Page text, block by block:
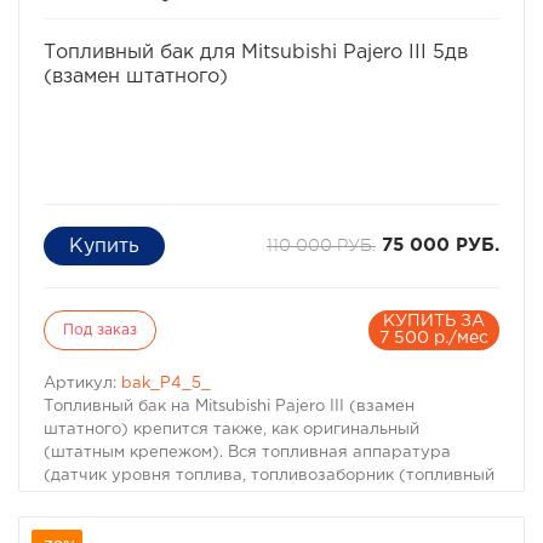
конфигурации бака объем может меняться на 5-7% в
Получить дополнительную консультацию можно по
телефонам:
Топливный бак для Mitsubishi Pajero III 5дв
(взамен штатного)
110 000 РУБ. 75 000 РУБ.
Под заказ
КУПИТЬ ЗА
7 500 р./мес
Артикул: bak_P4_5_
Топливный бак на Mitsubishi Pajero III (взамен
штатного) крепится также, как оригинальный
(штатным крепежом). Вся топливная аппаратура
(датчик уровня топлива, топливозаборник (топливный